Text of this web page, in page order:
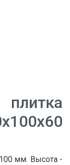
мм. Высота -